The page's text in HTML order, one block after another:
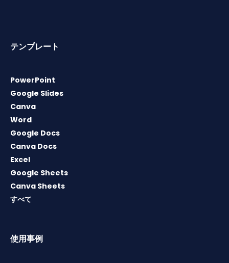
テンプレート
PowerPoint
Google Slides
Canva
Word
Google Docs
Canva Docs
Excel
Google Sheets
Canva Sheets
すべて
使用事例